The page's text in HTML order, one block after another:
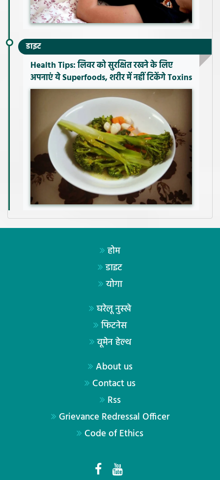
डाइट
Health Tips: लिवर को सुरक्षित रखने के लिए
अपनाएं ये Superfoods, शरीर में नहीं टिकेंगे Toxins
होम
डाइट
योगा
घरेलू नुस्खे
फिटनेस
वूमेन हेल्थ
About us
Contact us
Rss
Grievance Redressal Officer
Code of Ethics